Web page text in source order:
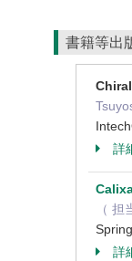
書籍等出
詳
（
詳